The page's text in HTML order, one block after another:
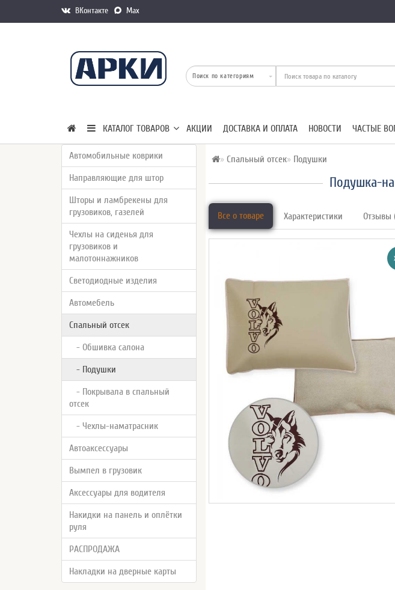
ВКонтакте Max
КАТАЛОГ ТОВАРОВ АКЦИИ ДОСТАВКА И ОПЛАТА НОВОСТИ ЧАСТЫЕ
Автомобильные коврики
Направляющие для штор
Шторы и ламбрекены для
грузовиков, газелей
Чехлы на сиденья для
грузовиков и
малотоннажников
Светодиодные изделия
Автомебель
Спальный отсек
- Обшивка салона
- Подушки
- Покрывала в спальный
отсек
- Чехлы-наматрасник
Автоаксессуары
Вымпел в грузовик
Аксессуары для водителя
Накидки на панель и оплётки
руля
РАСПРОДАЖА
Накладки на дверные карты
Спальный отсек Подушки
Подушка-
Все о товаре Характеристики Отзывы